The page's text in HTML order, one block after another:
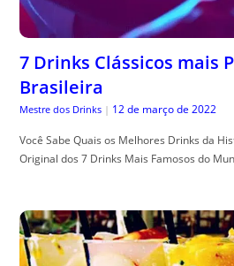
7 Drinks Clássicos mais
Brasileira
Mestre dos Drinks | 12 de março de 2022
Você Sabe Quais os Melhores Drinks da
Original dos 7 Drinks Mais Famosos do